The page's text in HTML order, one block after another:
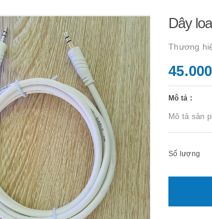
Dây
Thương
Mô tả :
Mô tả sản
Số lượng